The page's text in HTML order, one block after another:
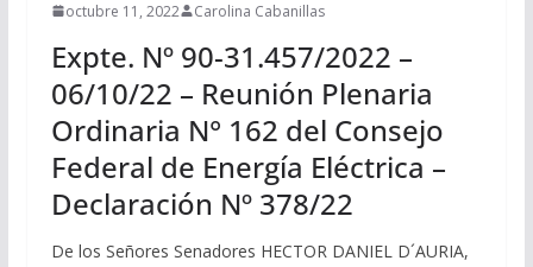
octubre 11, 2022 Carolina Cabanillas
Expte. Nº 90-31.457/2022 –
06/10/22 – Reunión Plenaria
Ordinaria N° 162 del Consejo
Federal de Energía Eléctrica –
Declaración Nº 378/22
De los Señores Senadores HECTOR DANIEL D´AURIA,